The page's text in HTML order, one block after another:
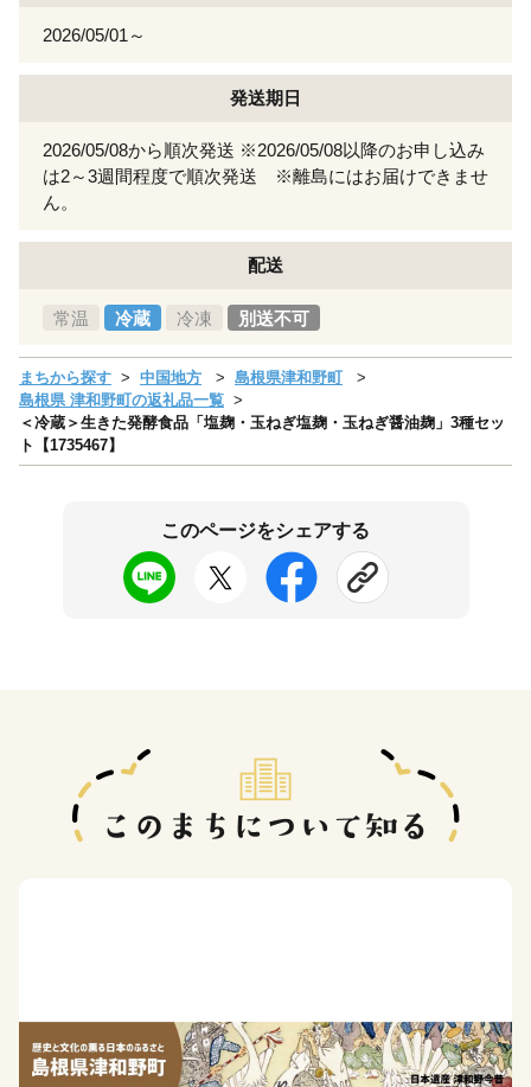
2026/05/01～
発送期日
2026/05/08から順次発送 ※2026/05/08以降のお申し込み
は2～3週間程度で順次発送 ※離島にはお届けできませ
ん。
配送
常温 冷蔵 冷凍 別送不可
まちから探す 中国地方
島根県津和野町
島根県 津和野町の返礼品一覧
＜冷蔵＞生きた発酵食品「塩麹・玉ねぎ塩麹・玉ねぎ醤油麹」3種セッ
ト【1735467】
このページをシェアする